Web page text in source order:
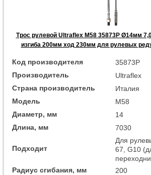
Трос рулевой Ultraflex M58 35873P Ø14мм
изгиба 200мм ход 230мм для рулевых
Код производителя
35873P
Производитель
Ultraflex
Страна производитель
Италия
Модель
M58
Диаметр, мм
14
Длина, мм
7030
Подходит
Для
67, G10
Радиус сгибания, мм
200